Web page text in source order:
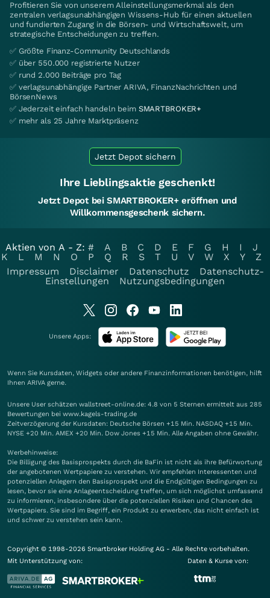
Profitieren Sie von unserem Alleinstellungsmerkmal als den
zentralen verlagsunabhängigen Wissens-Hub für einen aktuellen
und fundierten Zugang in die Börsen- und Wirtschaftswelt, um
strategische Entscheidungen zu treffen.
✅ Größte Finanz-Community Deutschlands
✅ über 550.000 registrierte Nutzer
✅ rund 2.000 Beiträge pro Tag
✅ verlagsunabhängige Partner ARIVA, FinanzNachrichten und
BörsenNews
✅ Jederzeit einfach handeln beim SMARTBROKER+
✅ mehr als 25 Jahre Marktpräsenz
Jetzt Depot sichern
Ihre Lieblingsaktie geschenkt!
Jetzt Depot bei SMARTBROKER+ eröffnen und
Willkommensgeschenk sichern.
Aktien von A - Z: # A B C D E F G H I
J
K
L M N O P Q R S T U V W X Y
Z
Impressum
Disclaimer Datenschutz
Datenschutz-
Einstellungen
Nutzungsbedingungen
Unsere Apps:
Wenn Sie Kursdaten, Widgets oder andere Finanzinformationen benötigen, hilft
Ihnen ARIVA gerne.
Unsere User schätzen wallstreet-online.de: 4.8 von 5 Sternen ermittelt aus 285
Bewertungen bei www.kagels-trading.de
Zeitverzögerung der Kursdaten: Deutsche Börsen +15 Min. NASDAQ +15 Min.
NYSE +20 Min. AMEX +20 Min. Dow Jones +15 Min. Alle Angaben ohne Gewähr.
Werbehinweise:
Die Billigung des Basisprospekts durch die BaFin ist nicht als ihre Befürwortung
der angebotenen Wertpapiere zu verstehen. Wir empfehlen Interessenten und
potenziellen Anlegern den Basisprospekt und die Endgültigen Bedingungen zu
lesen, bevor sie eine Anlageentscheidung treffen, um sich möglichst umfassend
zu informieren, insbesondere über die potenziellen Risiken und Chancen des
Wertpapiers. Sie sind im Begriff, ein Produkt zu erwerben, das nicht einfach ist
und schwer zu verstehen sein kann.
Copyright © 1998-2026 Smartbroker Holding AG - Alle Rechte vorbehalten.
Mit Unterstützung von:
Daten & Kurse von: